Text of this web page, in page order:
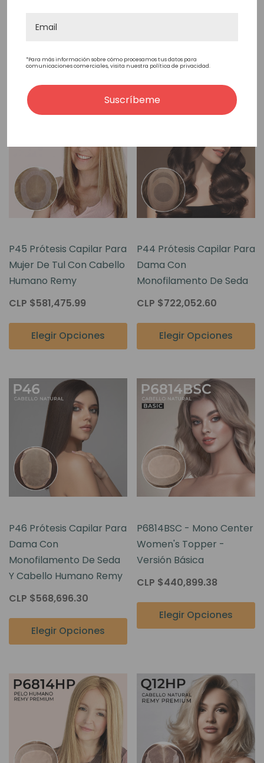
CLP $875,408.91
Elegir Opciones
P45 Prótesis Capilar Para
Mujer De Tul Con Cabello
Humano Remy
CLP $581,475.99
Elegir Opciones
P44 Prótesis Capilar Para
Dama Con
Monofilamento De Seda
CLP $722,052.60
Elegir Opciones
P46 Prótesis Capilar Para
Dama Con
Monofilamento De Seda
Y Cabello Humano Remy
CLP $568,696.30
Elegir Opciones
P6814BSC - Mono Center
Women's Topper -
Versión Básica
CLP $440,899.38
Elegir Opciones
*Para más información sobre cómo procesamos tus datos para
comunicaciones comerciales, visita nuestra política de privacidad.
Suscríbeme